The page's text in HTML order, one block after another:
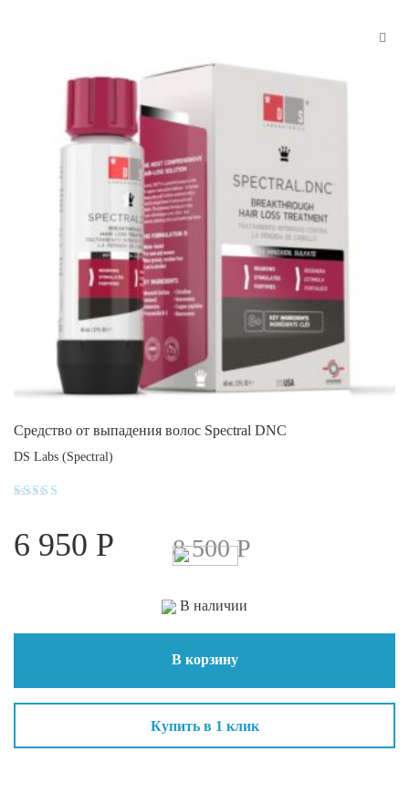
Средство от выпадения волос Spectral DNC
DS Labs (Spectral)
из 5
6 950 Р 8 500Р
В наличии
В корзину
Купить в 1 клик